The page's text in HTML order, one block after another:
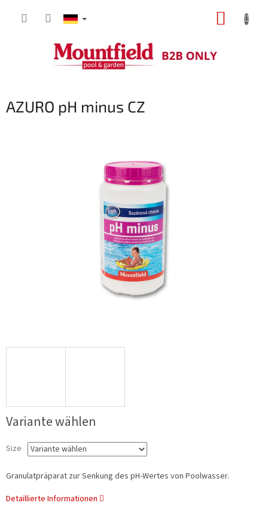
AZURO pH minus CZ
Variante wählen
Size
Granulatpräparat zur Senkung des pH-Wertes von Poolwasser.
Detaillierte Informationen